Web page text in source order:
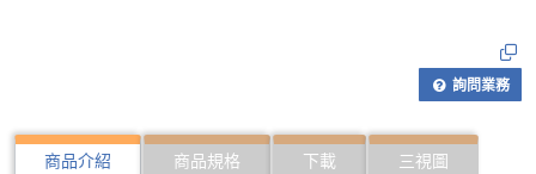
詢問業務
商品介紹 商品規格 下載 三視圖